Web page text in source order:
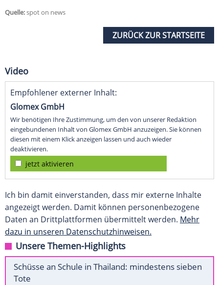
Quelle:spot on news
ZURÜCK ZUR STARTSEITE
Video
Empfohlener externer Inhalt:
Glomex GmbH
Wir benötigen Ihre Zustimmung, um den von unserer Redaktion
eingebundenen Inhalt von Glomex GmbH anzuzeigen. Sie können
diesen mit einem Klick anzeigen lassen und auch wieder
deaktivieren.
jetzt aktivieren
Ich bin damit einverstanden, dass mir externe Inhalte
angezeigt werden. Damit können personenbezogene
Daten an Drittplattformen übermittelt werden. Mehr
dazu in unseren Datenschutzhinweisen.
Unsere Themen-Highlights
Schüsse an Schule in Thailand: mindestens sieben
Tote